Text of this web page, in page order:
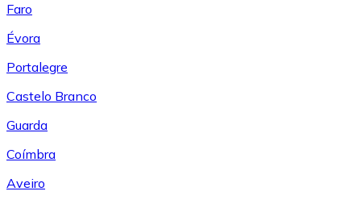
Faro
Évora
Portalegre
Castelo Branco
Guarda
Coímbra
Aveiro